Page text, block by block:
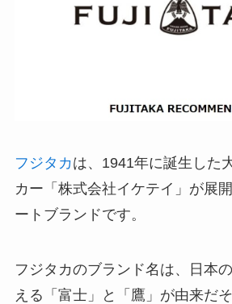
フジタカは、1941年に誕生した
カー「株式会社イケテイ」が展
ートブランドです。
フジタカのブランド名は、日本
える「富士」と「鷹」が由来だそ